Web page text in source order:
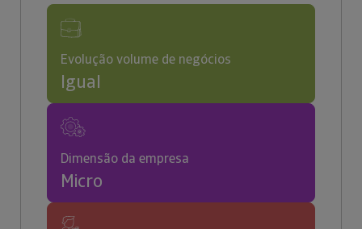
Evolução volume de negócios
Igual
Dimensão da empresa
Micro